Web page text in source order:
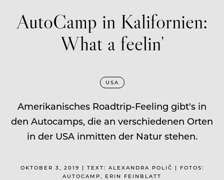
AutoCamp in Kalifornien:
What a feelin’
USA
Amerikanisches Roadtrip-Feeling gibt's in
den Autocamps, die an verschiedenen Orten
in der USA inmitten der Natur stehen.
OKTOBER 3, 2019 | TEXT: ALEXANDRA POLIČ | FOTOS:
AUTOCAMP, ERIN FEINBLATT